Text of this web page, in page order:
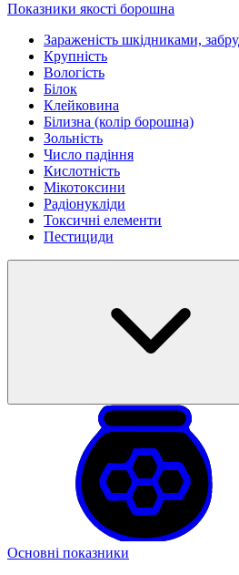
Показники якості борошна
Зараженість шкідниками,
Крупність
Вологість
Білок
Клейковина
Білизна (колір борошна)
Зольність
Число падіння
Кислотність
Мікотоксини
Радіонукліди
Токсичні елементи
Пестициди
Основні показники